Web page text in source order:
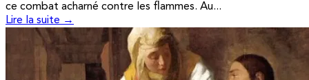
ce combat acharné contre les flammes. Au...
Lire la suite →